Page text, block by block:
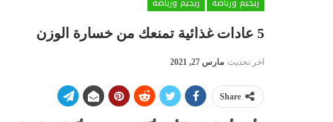
ريجيم ورياضة
ريجيم ورياضة
5 عادات غذائية تمنعك من خسارة الوزن
اخر تحديث مارس 27, 2021
Share